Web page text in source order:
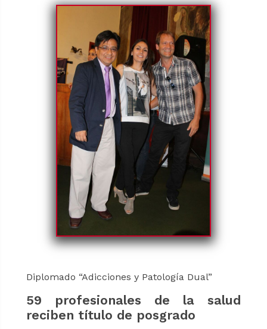
Diplomado “Adicciones y Patología Dual”
59 profesionales de la salud
reciben título de posgrado